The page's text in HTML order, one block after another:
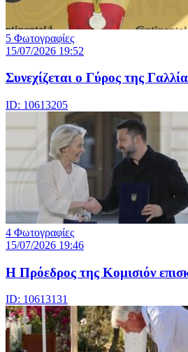
5 Φωτογραφίες
15/07/2026 19:52
Συνεχίζεται ο Γύρος της
ID: 10613205
4 Φωτογραφίες
15/07/2026 19:46
Η Πρόεδρος της Κομισιόν
ID: 10613131